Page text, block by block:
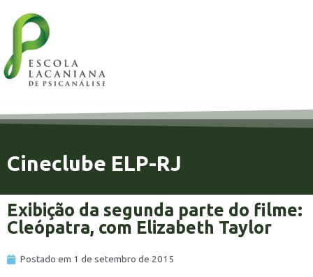
Cineclube ELP-RJ
Exibição da segunda parte do filme:
Cleópatra, com Elizabeth Taylor
Postado em 1 de setembro de 2015